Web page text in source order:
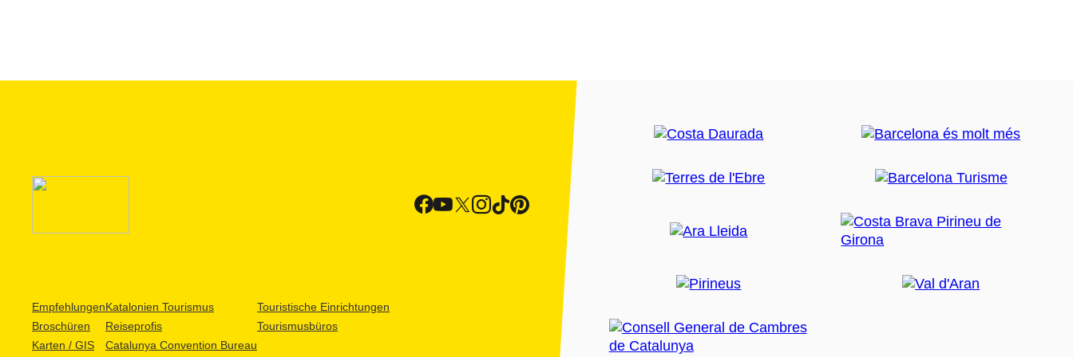
Empfehlungen
Broschüren
Karten / GIS
Katalonien Tourismus
Reiseprofis
Catalunya Convention Bureau
Touristische Einrichtungen
Tourismusbüros